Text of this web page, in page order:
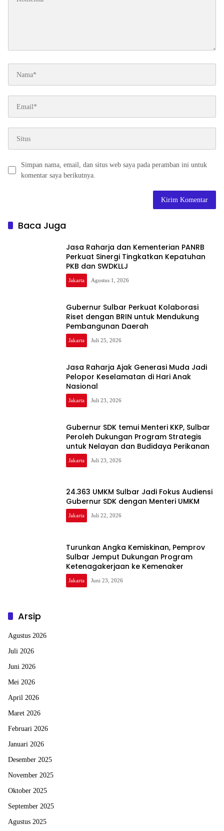
Simpan nama, email, dan situs web saya pada peramban ini untuk
komentar saya berikutnya.
Baca Juga
Jasa Raharja dan Kementerian PANRB
Perkuat Sinergi Tingkatkan Kepatuhan
PKB dan SWDKLLJ
Jakarta Agustus 1, 2026
Gubernur Sulbar Perkuat Kolaborasi
Riset dengan BRIN untuk Mendukung
Pembangunan Daerah
Jakarta Juli 25, 2026
Jasa Raharja Ajak Generasi Muda Jadi
Pelopor Keselamatan di Hari Anak
Nasional
Jakarta Juli 23, 2026
Gubernur SDK temui Menteri KKP, Sulbar
Peroleh Dukungan Program Strategis
untuk Nelayan dan Budidaya Perikanan
Jakarta Juli 23, 2026
24.363 UMKM Sulbar Jadi Fokus Audiensi
Gubernur SDK dengan Menteri UMKM
Jakarta Juli 22, 2026
Turunkan Angka Kemiskinan, Pemprov
Sulbar Jemput Dukungan Program
Ketenagakerjaan ke Kemenaker
Jakarta Juni 23, 2026
Arsip
Agustus 2026
Juli 2026
Juni 2026
Mei 2026
April 2026
Maret 2026
Februari 2026
Januari 2026
Desember 2025
November 2025
Oktober 2025
September 2025
Agustus 2025